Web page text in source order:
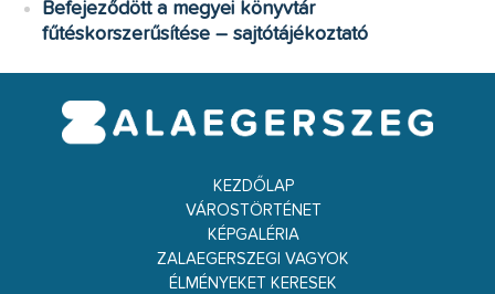
Befejeződött a megyei könyvtár
fűtéskorszerűsítése – sajtótájékoztató
KEZDŐLAP
VÁROSTÖRTÉNET
KÉPGALÉRIA
ZALAEGERSZEGI VAGYOK
ÉLMÉNYEKET KERESEK